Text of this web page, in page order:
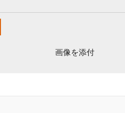
画像を添付